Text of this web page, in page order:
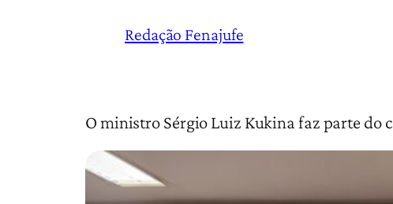
Redação Fenajufe
O ministro Sérgio Luiz Kukina faz parte do